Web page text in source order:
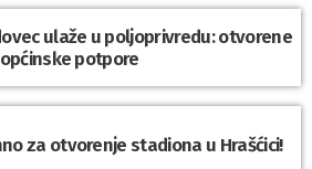
ulaže u poljoprivredu: otvorene
potpore
za otvorenje stadiona u Hrašćici!